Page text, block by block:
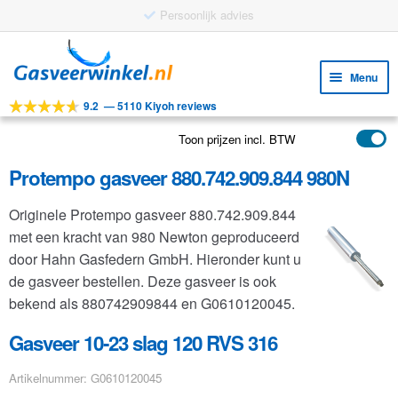
door
navigatie
naar
inhoud
Menu
Tools
Toepassingen
Klantenservice
FAQ
9.2 —5110 Kiyoh reviews
Toon prijzen incl. BTW
Protempo gasveer 880.742.909.844 980N
Originele Protempo gasveer 880.742.909.844
met een kracht van 980 Newton geproduceerd
door Hahn Gasfedern GmbH. Hieronder kunt u
de gasveer bestellen. Deze gasveer is ook
bekend als 880742909844 en G0610120045.
Gasveer 10-23 slag 120 RVS 316
Artikelnummer: G0610120045